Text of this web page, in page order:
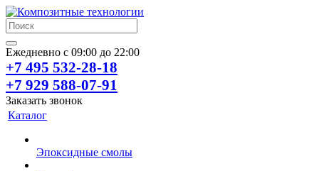
Ежедневно с 09:00 до 22:00
+7 495 532-28-18
+7 929 588-07-91
Заказать звонок
Каталог
Эпоксидные смолы